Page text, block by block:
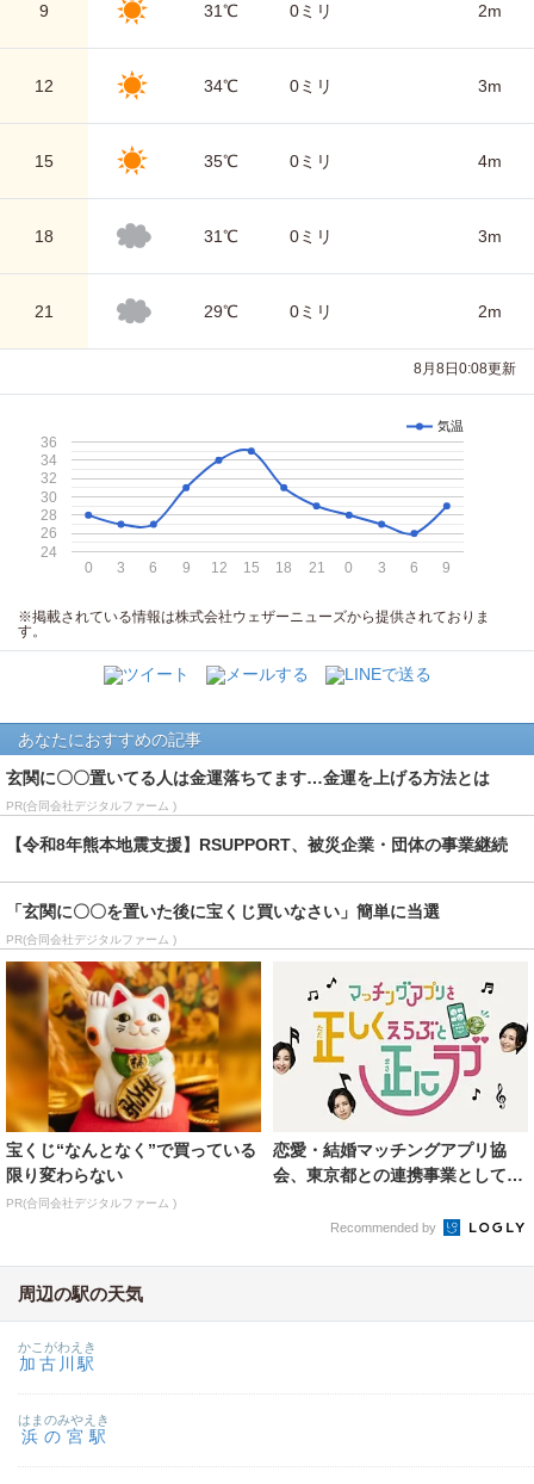
9 31℃ 0ミリ 2m
12 34℃ 0ミリ 3m
15 35℃ 0ミリ 4m
18 31℃ 0ミリ 3m
21 29℃ 0ミリ 2m
8月8日0:08更新
気温
0 3 6 9 12 15 18 21 0 3 6 9
24
26
28
30
32
34
36
※掲載されている情報は株式会社ウェザーニューズから提供されておりま
す。
あなたにおすすめの記事
玄関に〇〇置いてる人は金運落ちてます…金運を上げる方法とは
PR(合同会社デジタルファーム )
【令和8年熊本地震支援】RSUPPORT、被災企業・団体の事業継続
「玄関に〇〇を置いた後に宝くじ買いなさい」簡単に当選
PR(合同会社デジタルファーム )
宝くじ“なんとなく”で買っている
限り変わらない
PR(合同会社デジタルファーム )
恋愛・結婚マッチングアプリ協
会、東京都との連携事業として「I
Recommended by
周辺の駅の天気
加古川駅
かこがわえき
浜の宮駅
はまのみやえき